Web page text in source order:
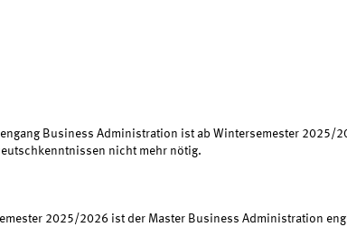
Business Administration ist ab Wintersemester 2025/
nicht mehr nötig.
2025/2026 ist der Master Business Administration